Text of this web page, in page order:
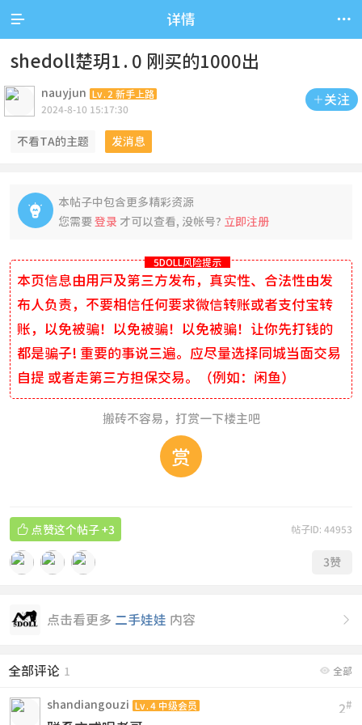
 详情 
shedoll楚玥1.0 刚买的1000出
 关注
nauyjun
Lv.2 新手上路
2024-8-10 15:17:30
不看TA的主题 发消息

本帖子中包含更多精彩资源
您需要 登录 才可以查看, 没帐号? 立即注册
5DOLL风险提示
本页信息由用户及第三方发布，真实性、合法性由发
布人负责，不要相信任何要求微信转账或者支付宝转
账，以免被骗！以免被骗！以免被骗！让你先打钱的
都是骗子! 重要的事说三遍。应尽量选择同城当面交易
自提 或者走第三方担保交易。（例如：闲鱼）
搬砖不容易，打赏一下楼主吧
赏
帖子ID: 44953
 点赞这个帖子 +3
3赞

点击看更多 二手娃娃 内容
 全部
全部评论 1
2#
shandiangouzi Lv.4 中级会员